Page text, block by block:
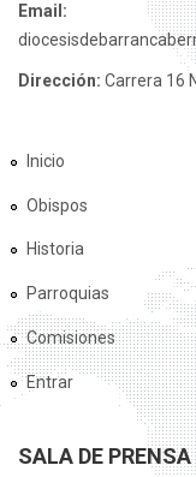
Email:
Dirección: Carrera 16
Inicio
Obispos
Historia
Parroquias
Comisiones
Entrar
SALA DE PRENSA